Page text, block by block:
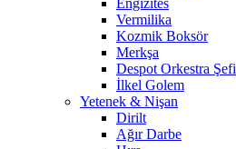
Engizites
Vermilika
Kozmik Boksör
Merkşa
Despot Orkestra Şefi
İlkel Golem
Yetenek & Nişan
Dirilt
Ağır Darbe